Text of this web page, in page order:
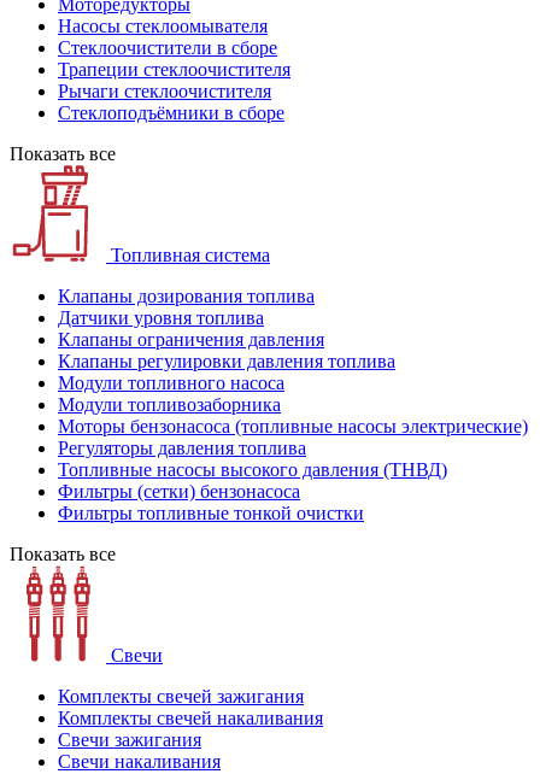
Моторедукторы
Насосы стеклоомывателя
Стеклоочистители в сборе
Трапеции стеклоочистителя
Рычаги стеклоочистителя
Стеклоподъёмники в сборе
Показать все
Топливная система
Клапаны дозирования топлива
Датчики уровня топлива
Клапаны ограничения давления
Клапаны регулировки давления топлива
Модули топливного насоса
Модули топливозаборника
Моторы бензонасоса (топливные насосы электрические)
Регуляторы давления топлива
Топливные насосы высокого давления (ТНВД)
Фильтры (сетки) бензонасоса
Фильтры топливные тонкой очистки
Показать все
Свечи
Комплекты свечей зажигания
Комплекты свечей накаливания
Свечи зажигания
Свечи накаливания